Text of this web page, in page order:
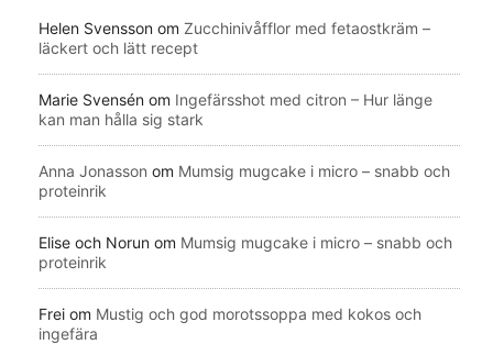
Helen Svensson om Zucchinivåfflor med fetaostkräm –
läckert och lätt recept
Marie Svensén om Ingefärsshot med citron – Hur länge
kan man hålla sig stark
Anna Jonasson om Mumsig mugcake i micro – snabb och
proteinrik
Elise och Norun om Mumsig mugcake i micro – snabb och
proteinrik
Frei om Mustig och god morotssoppa med kokos och
ingefära